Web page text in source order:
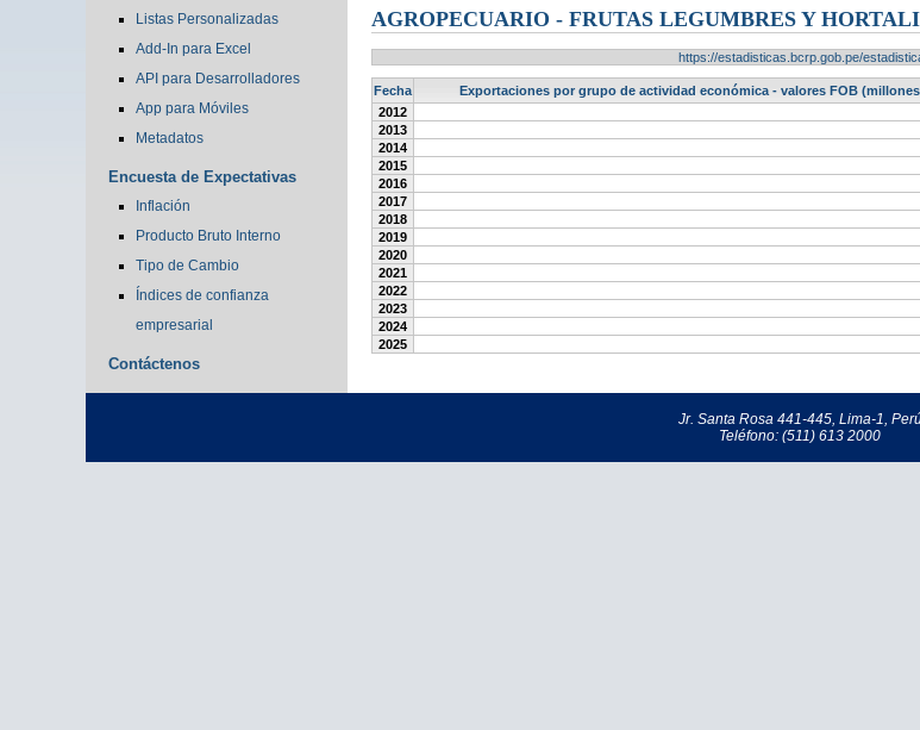
Listas Personalizadas
Add-In para Excel
API para Desarrolladores
App para Móviles
Metadatos
Encuesta de Expectativas
Inflación
Producto Bruto Interno
Tipo de Cambio
Índices de confianza
empresarial
Contáctenos
AGROPECUARIO - FRUTAS LEGUMBRES Y
https://estadisticas.bcrp.gob.pe/
Fecha
Exportaciones por grupo de actividad económica - valores FOB
2012
2013
2014
2015
2016
2017
2018
2019
2020
2021
2022
2023
2024
2025
Jr. Santa Rosa 441-445, Lima-1,
Teléfono: (511) 613 2000